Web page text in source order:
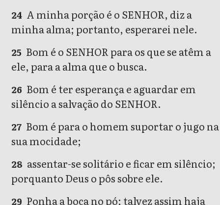
24 A minha porção é o SENHOR, diz a
minha alma; portanto, esperarei nele.
25 Bom é o SENHOR para os que se atêm a
ele, para a alma que o busca.
26 Bom é ter esperança e aguardar em
silêncio a salvação do SENHOR.
27 Bom é para o homem suportar o jugo na
sua mocidade;
28 assentar-se solitário e ficar em silêncio;
porquanto Deus o pôs sobre ele.
29 Ponha a boca no pó; talvez assim haja